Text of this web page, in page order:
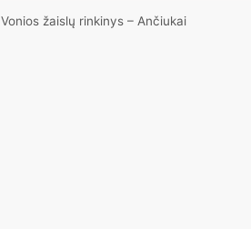
Vonios žaislų rinkinys – Ančiukai